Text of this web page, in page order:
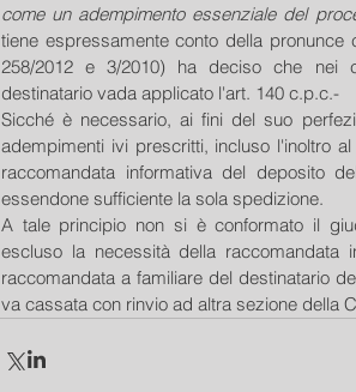
come un adempimento essenziale del
tiene espressamente conto della pronunce
258/2012 e 3/2010) ha deciso che nei
destinatario vada applicato l'art. 140 c.p.c.-
Sicché è necessario, ai fini del suo
adempimenti ivi prescritti, incluso l'inoltro
raccomandata informativa del deposito
essendone sufficiente la sola spedizione.
A tale principio non si è conformato il
escluso la necessità della raccomandata
raccomandata a familiare del destinatario
va cassata con rinvio ad altra sezione della